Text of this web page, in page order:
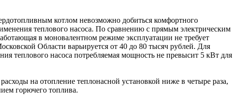
котлом невозможно добиться комфортного
теплового насоса. По сравнению с прямым электрическим
в моновалентном режиме эксплуатации не требует
Области варьируется от 40 до 80 тысяч рублей. Для
теплового насоса потребляемая мощность не превысит 5 кВт для
на отопление теплонасной установкой ниже в четыре раза,
горючего топлива.